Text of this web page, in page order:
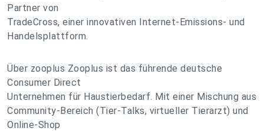
Partner von
TradeCross, einer innovativen Internet-Emissions- und
Handelsplattform.
Über zooplus Zooplus ist das führende deutsche
Consumer Direct
Unternehmen für Haustierbedarf. Mit einer Mischung aus
Community-Bereich (Tier-Talks, virtueller Tierarzt) und
Online-Shop